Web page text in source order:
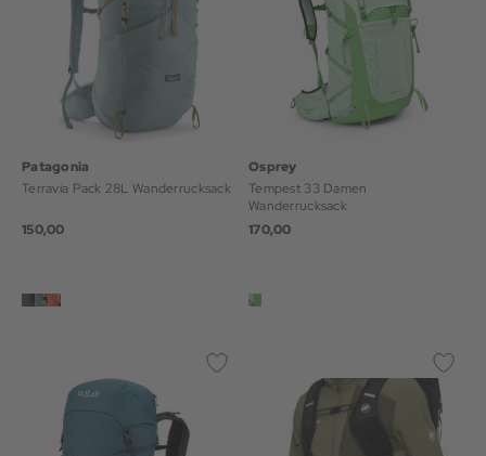
Patagonia
Terravia Pack 28L Wanderrucksack
150,00
Osprey
Tempest 33 Damen
Wanderrucksack
170,00